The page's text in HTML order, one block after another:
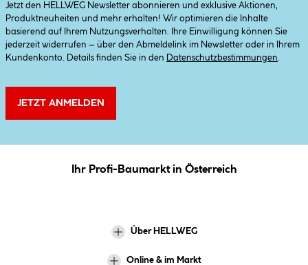
Jetzt den HELLWEG Newsletter abonnieren und exklusive Aktionen,
Produktneuheiten und mehr erhalten! Wir optimieren die Inhalte
basierend auf Ihrem Nutzungsverhalten. Ihre Einwilligung können Sie
jederzeit widerrufen – über den Abmeldelink im Newsletter oder in Ihrem
Kundenkonto. Details finden Sie in den
Datenschutzbestimmungen
JETZT ANMELDEN
Ihr Profi-Baumarkt in Österreich
Über HELLWEG
Online & im Markt